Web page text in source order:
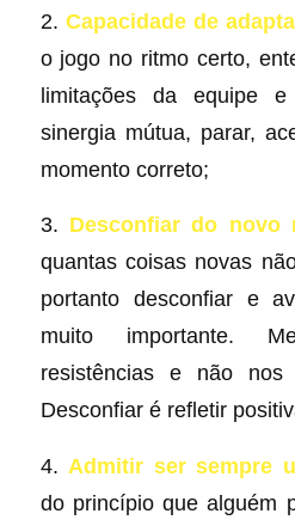
2. Capacidade de
o jogo no ritmo certo,
limitações da equipe
sinergia mútua, parar,
momento correto;
3. Desconfiar do novo
quantas coisas novas
portanto desconfiar e
muito importante.
resistências e não nos
Desconfiar é refletir
4. Admitir ser sempre
do princípio que alguém